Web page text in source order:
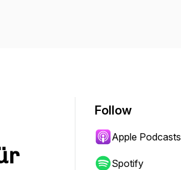
Follow
Apple Podcasts
Spotify